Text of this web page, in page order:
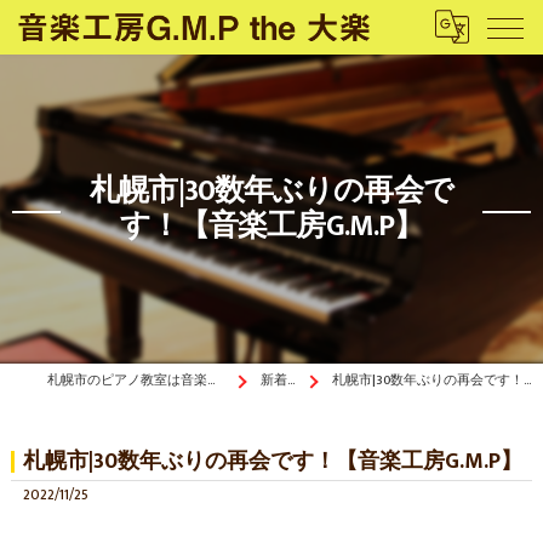
札幌市|30数年ぶりの再会で
す！【音楽工房G.M.P】
札幌市のピアノ教室は音楽工房G.M.P the 大楽 新着情報 札幌市|30数年ぶりの再会です！【音楽工房G.M.P】
札幌市|30数年ぶりの再会です！【音楽工房G.M.P】
2022/11/25